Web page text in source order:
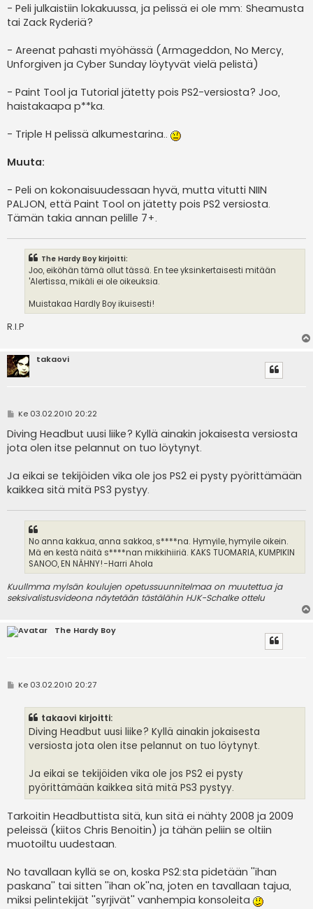
- Peli julkaistiin lokakuussa, ja pelissä ei ole mm: Sheamusta
tai Zack Ryderiä?
- Areenat pahasti myöhässä (Armageddon, No Mercy,
Unforgiven ja Cyber Sunday löytyvät vielä pelistä)
- Paint Tool ja Tutorial jätetty pois PS2-versiosta? Joo,
haistakaapa p**ka.
- Triple H pelissä alkumestarina..
Muuta:
- Peli on kokonaisuudessaan hyvä, mutta vitutti NIIN
PALJON, että Paint Tool on jätetty pois PS2 versiosta.
Tämän takia annan pelille 7+.
The Hardy Boy kirjoitti:
Joo, eiköhän tämä ollut tässä. En tee yksinkertaisesti mitään
'Alertissa, mikäli ei ole oikeuksia.
Muistakaa Hardly Boy ikuisesti!
R.I.P
takaovi
V
e
s
t
Ke 03.02.2010 20:22
Diving Headbut uusi liike? Kyllä ainakin jokaisesta versiosta
jota olen itse pelannut on tuo löytynyt.
Ja eikai se tekijöiden vika ole jos PS2 ei pysty pyörittämään
kaikkea sitä mitä PS3 pystyy.
No anna kakkua, anna sakkoa, s****na. Hymyile, hymyile oikein.
Mä en kestä näitä s****nan mikkihiiriä. KAKS TUOMARIA, KUMPIKIN
SANOO, EN NÄHNY!-Harri Ahola
Kuullmma mylsän koulujen opetussuunnitelmaa on muutettua ja
seksivalistusvideona näytetään tästälähin HJK-Schalke ottelu
The Hardy Boy
VKe 03.02.2010 20:27
takaovi kirjoitti:
Diving Headbut uusi liike? Kyllä ainakin jokaisesta
versiosta jota olen itse pelannut on tuo löytynyt.
Ja eikai se tekijöiden vika ole jos PS2 ei pysty
pyörittämään kaikkea sitä mitä PS3 pystyy.
Tarkoitin Headbuttista sitä, kun sitä ei nähty 2008 ja 2009
peleissä (kiitos Chris Benoitin) ja tähän peliin se oltiin
muotoiltu uudestaan.
No tavallaan kyllä se on, koska PS2:sta pidetään ''ihan
paskana'' tai sitten ''ihan ok''na, joten en tavallaan tajua,
miksi pelintekijät ''syrjivät'' vanhempia konsoleita